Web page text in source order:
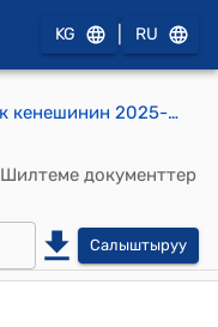
KG RU
Салам-Алик айылдык кенешинин 2025-жылдын 28-июлу № 33 Салам-Алик айыл аймагынын айыл өкмөтүнө караштуу Эркин-Тоо айылындагы Ж.Эсеналиев көчөсүнө асфалть төшөө үчүн Өзгөн райондук өнүктүрүү фондунан акча каражатын бөлдүрүү жөнүндө токтому
Шилтеме документтер
Салыштыруу